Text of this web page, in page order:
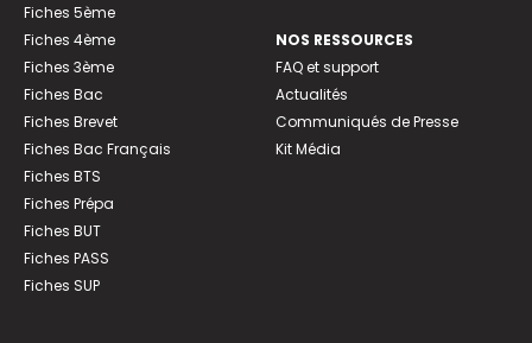
Fiches 5ème
Fiches 4ème
Fiches 3ème
Fiches Bac
Fiches Brevet
Fiches Bac Français
Fiches BTS
Fiches Prépa
Fiches BUT
Fiches PASS
Fiches SUP
NOS RESSOURCES
FAQ et support
Actualités
Communiqués de Presse
Kit Média